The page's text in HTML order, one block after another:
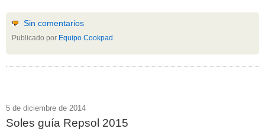
Sin comentarios
Publicado por Equipo Cookpad
5 de diciembre de 2014
Soles guía Repsol 2015